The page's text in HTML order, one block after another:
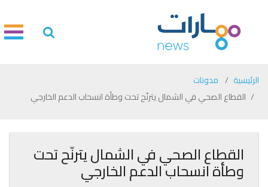
الرئيسية
مدونات
القطاع الصحي في الشمال يترنّح تحت وطأة انسحاب الدعم الخارجي
القطاع الصحي في الشمال يترنّح تحت
وطأة انسحاب الدعم الخارجي